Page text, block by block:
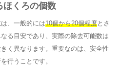
ほくろの個数
、一般的には10個から20個程度とさ
る目安であり、実際の除去可能数は
く異なります。重要なのは、安全性
行うことです。